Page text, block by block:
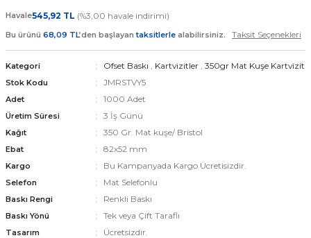
Kağıdı
Havale545,92 TL (%3,00 havale indirimi)
Bu ürünü 68,09 TL’den başlayantaksitlerle alabilirsiniz. Taksit Seçenekleri
Kategori Ofset Baskı , Kartvizitler , 350gr Mat Kuşe Kartvizit
Stok Kodu JMRSTVY5
Adet 1000 Adet
Üretim Süresi 3 İş Günü
Kağıt 350 Gr. Mat kuşe/ Bristol
Ebat 82x52 mm
Kargo Bu Kampanyada Kargo Ücretisizdir.
Selefon Mat Selefonlu
Baskı Rengi Renkli Baskı
Baskı Yönü Tek veya Çift Taraflı
Tasarım Ücretsizdir.